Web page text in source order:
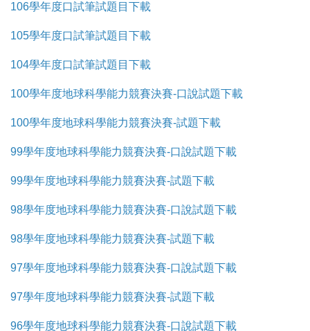
106學年度口試筆試題目下載
105學年度口試筆試題目下載
104學年度口試筆試題目下載
100學年度地球科學能力競賽決賽-口說試題下載
100學年度地球科學能力競賽決賽-試題下載
99學年度地球科學能力競賽決賽-口說試題下載
99學年度地球科學能力競賽決賽-試題下載
98學年度地球科學能力競賽決賽-口說試題下載
98學年度地球科學能力競賽決賽-試題下載
97學年度地球科學能力競賽決賽-口說試題下載
97學年度地球科學能力競賽決賽-試題下載
96學年度地球科學能力競賽決賽-口說試題下載